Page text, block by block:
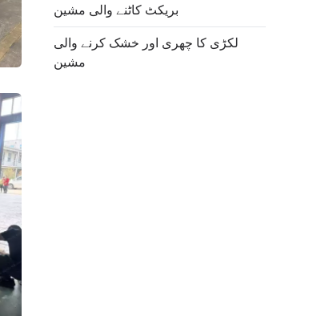
بریکٹ کاٹنے والی مشین
لکڑی کا چھری اور خشک کرنے والی
مشین